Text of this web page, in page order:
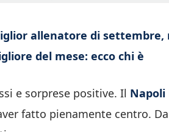
allenatore di settembre,
del mese: ecco chi è
e sorprese positive. Il Napoli
fatto pienamente centro.